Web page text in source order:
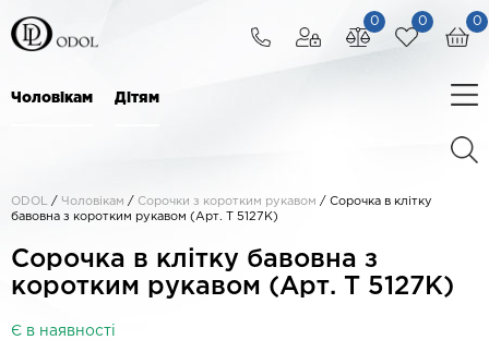
0
0
0
Чоловікам Дітям
ODOL / Чоловікам / Сорочки з коротким рукавом / Сорочка в клітку
бавовна з коротким рукавом (Арт. T 5127K)
Сорочка в клітку бавовна з
коротким рукавом (Арт. T 5127K)
Є в наявності